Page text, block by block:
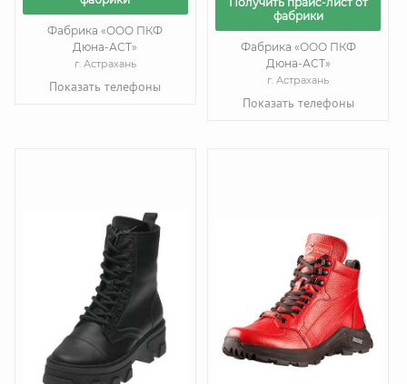
Фабрика «ООО ПКФ
Дюна-АСТ»
г. Астрахань
Показать телефоны
фабрики
Фабрика «ООО ПКФ
Дюна-АСТ»
г. Астрахань
Показать телефоны